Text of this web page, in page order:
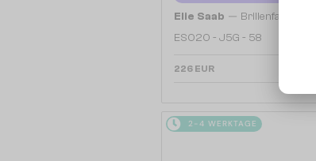
Elie Saab — Brillenfassungen
ES020 - J5G - 58
226 EUR
2-4 WERKTAGE